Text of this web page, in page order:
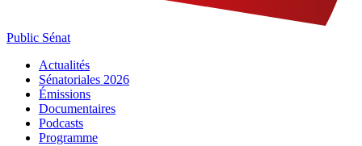
Public Sénat
Actualités
Sénatoriales 2026
Émissions
Documentaires
Podcasts
Programme